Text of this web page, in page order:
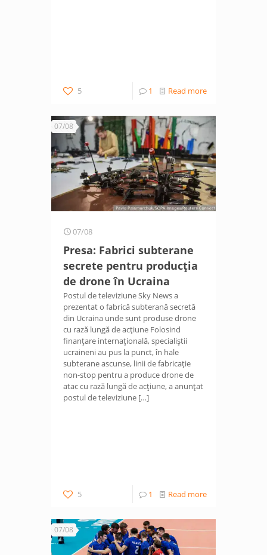
5 1 Read more
07/08
07/08
Presa: Fabrici subterane
secrete pentru producția
de drone în Ucraina
Postul de televiziune Sky News a
prezentat o fabrică subterană secretă
din Ucraina unde sunt produse drone
cu rază lungă de acțiune Folosind
finanțare internațională, specialiștii
ucraineni au pus la punct, în hale
subterane ascunse, linii de fabricație
non-stop pentru a produce drone de
atac cu rază lungă de acțiune, a anunțat
postul de televiziune […]
5 1 Read more
07/08